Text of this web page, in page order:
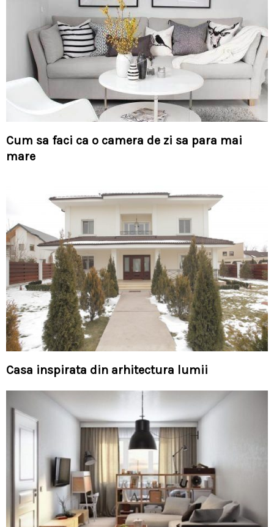
Cum sa faci ca o camera de zi sa para mai
mare
Casa inspirata din arhitectura lumii